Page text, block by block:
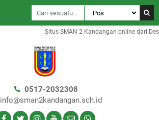
Situs SMAN 2 Kandangan online dari
0517-2032308
info@sman2kandangan.sch.id